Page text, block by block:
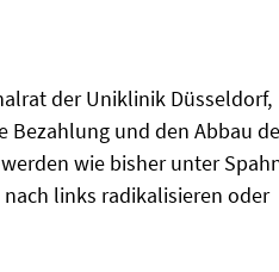
der Uniklinik Düsseldorf,
Bezahlung und den Abbau
wie bisher unter
links radikalisieren oder